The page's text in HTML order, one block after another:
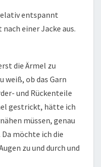
entspannt
einer Jacke aus.
die Ärmel zu
weiß, ob das Garn
und Rückenteile
gestrickt, hätte ich
müssen, genau
möchte ich die
zu und durch und